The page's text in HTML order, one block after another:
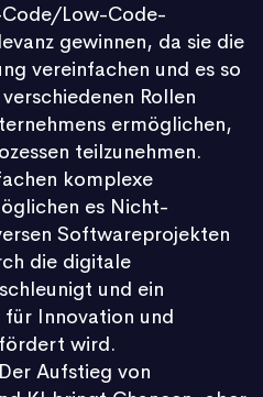
Low-Code-
gewinnen, da sie die
vereinfachen und es so
Rollen
ermöglichen,
teilzunehmen.
komplexe
es Nicht-
Softwareprojekten
die digitale
und ein
für Innovation und
wird.
Der Aufstieg von